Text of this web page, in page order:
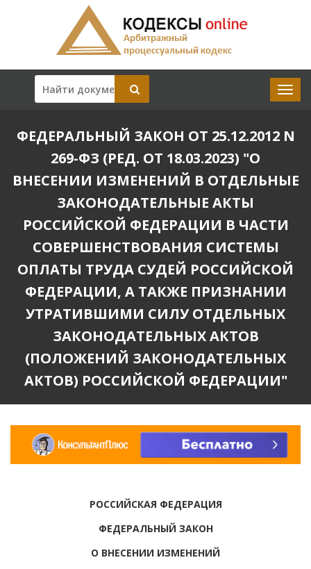
ФЕДЕРАЛЬНЫЙ ЗАКОН ОТ 25.12.2012 N
269-ФЗ (РЕД. ОТ 18.03.2023) "О
ВНЕСЕНИИ ИЗМЕНЕНИЙ В ОТДЕЛЬНЫЕ
ЗАКОНОДАТЕЛЬНЫЕ АКТЫ
РОССИЙСКОЙ ФЕДЕРАЦИИ В ЧАСТИ
СОВЕРШЕНСТВОВАНИЯ СИСТЕМЫ
ОПЛАТЫ ТРУДА СУДЕЙ РОССИЙСКОЙ
ФЕДЕРАЦИИ, А ТАКЖЕ ПРИЗНАНИИ
УТРАТИВШИМИ СИЛУ ОТДЕЛЬНЫХ
ЗАКОНОДАТЕЛЬНЫХ АКТОВ
(ПОЛОЖЕНИЙ ЗАКОНОДАТЕЛЬНЫХ
АКТОВ) РОССИЙСКОЙ ФЕДЕРАЦИИ"
РОССИЙСКАЯ ФЕДЕРАЦИЯ
ФЕДЕРАЛЬНЫЙ ЗАКОН
О ВНЕСЕНИИ ИЗМЕНЕНИЙ